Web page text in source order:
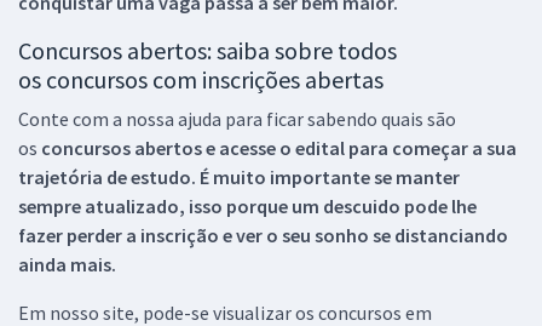
Concursos abertos: saiba sobre todos
os concursos com inscrições abertas
Conte com a nossa ajuda para ficar sabendo quais são
os concursos abertos e acesse o edital para começar a sua
trajetória de estudo. É muito importante se manter
sempre atualizado, isso porque um descuido pode lhe
fazer perder a inscrição e ver o seu sonho se distanciando
ainda mais.
Em nosso site, pode-se visualizar os concursos em